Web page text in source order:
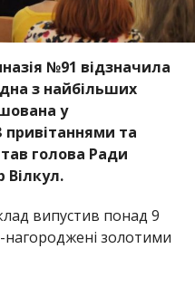
№91 відзначила
з найбільших
у
привітаннями та
голова Ради
Вілкул.
випустив понад 9
нагороджені золотими